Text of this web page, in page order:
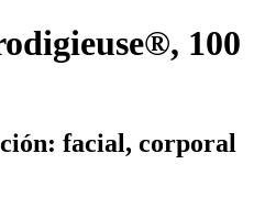
100
facial, corporal